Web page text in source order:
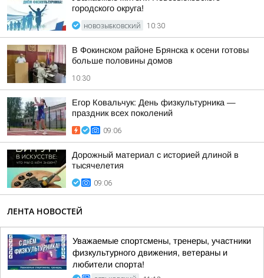
городского округа!
НОВОЗЫБКОВСКИЙ 10:30
В Фокинском районе Брянска к осени готовы
больше половины домов
10:30
Егор Ковальчук: День физкультурника —
праздник всех поколений
09:06
Дорожный материал с историей длиной в
тысячелетия
09:06
ЛЕНТА НОВОСТЕЙ
Уважаемые спортсмены, тренеры, участники
физкультурного движения, ветераны и
любители спорта!